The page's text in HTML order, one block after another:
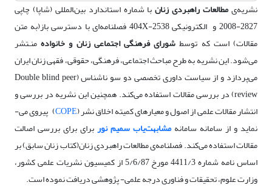
نشریه‌­یمطالعات راهبردی زنانبا شماره استاندارد بین‌‍­المللی (شاپا) چاپی
2827-2008 و الکترونیکی 404X-2538 فصلنامه‌­ای با دسترسی باز(به متن
مقالات) است که توسط شورایفرهنگی اجتماعی زنان و خانوادهمنـتشر
می‌شود. این نشریه به طرح مباحث اجتماعی، فرهنگی، حقوقی، فقهی زنان ایران
می­‌پردازد و از سیاست داوری تخصصی دو سو ناشناس (Double blind peer
review) در بررسی مقالات استفاده می­‌کند. همچنین این نشریه در بررسی و
انتشار مقالات علمی از اصول و معیارهای کمیته اخلاق نشر (COPE) پیروی می‌­
نماید و از سامانه سامانهمشابهت‌­یاب سمیم نوربرایبرایبررسی اصالت
مقالات استفاده می­‌کند. فصلنامه‌­ی مطالعات راهبردی زنان(کتاب زنان سابق) بر
اساس نامه شماره 4411/3 مورخ 5/6/87 از کمیسیون نشریات علمی کشور،
وزارت علوم، تحقیقات و فناوری درجه علمی- پژوهشی دریافت نموده است.